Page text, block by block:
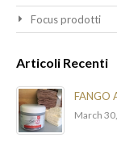
Focus prodotti
Articoli Recenti
FANGO
March